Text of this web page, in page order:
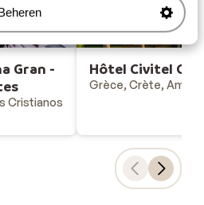
Gran -
Cristianos
Hôtel Civitel
Grèce, Crète,